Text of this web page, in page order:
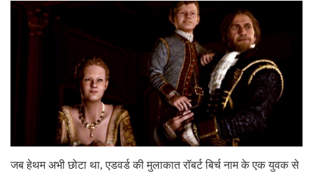
जब हेथम अभी छोटा था, एडवर्ड की मुलाकात रॉबर्ट बिर्च नाम के एक युवक से